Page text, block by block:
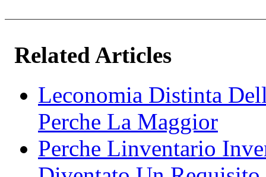
Related Articles
Leconomia Distinta
Perche La Maggior
Perche Linventario